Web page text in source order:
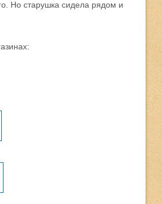
Но старушка сидела рядом и